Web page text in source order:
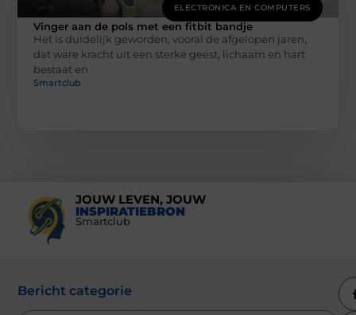
ELECTRONICA EN COMPUTERS
Vinger aan de pols met een fitbit bandje
Het is duidelijk geworden, vooral de afgelopen jaren,
dat ware kracht uit een sterke geest, lichaam en hart
bestaat en
Smartclub
JOUW LEVEN, JOUW
INSPIRATIEBRON
Smartclub
Bericht categorie